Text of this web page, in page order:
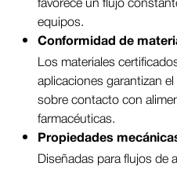
equipos.
Conformidad de
Los materiales
aplicaciones garantizan
sobre contacto con
farmacéuticas.
Propiedades
Diseñadas para flujos de